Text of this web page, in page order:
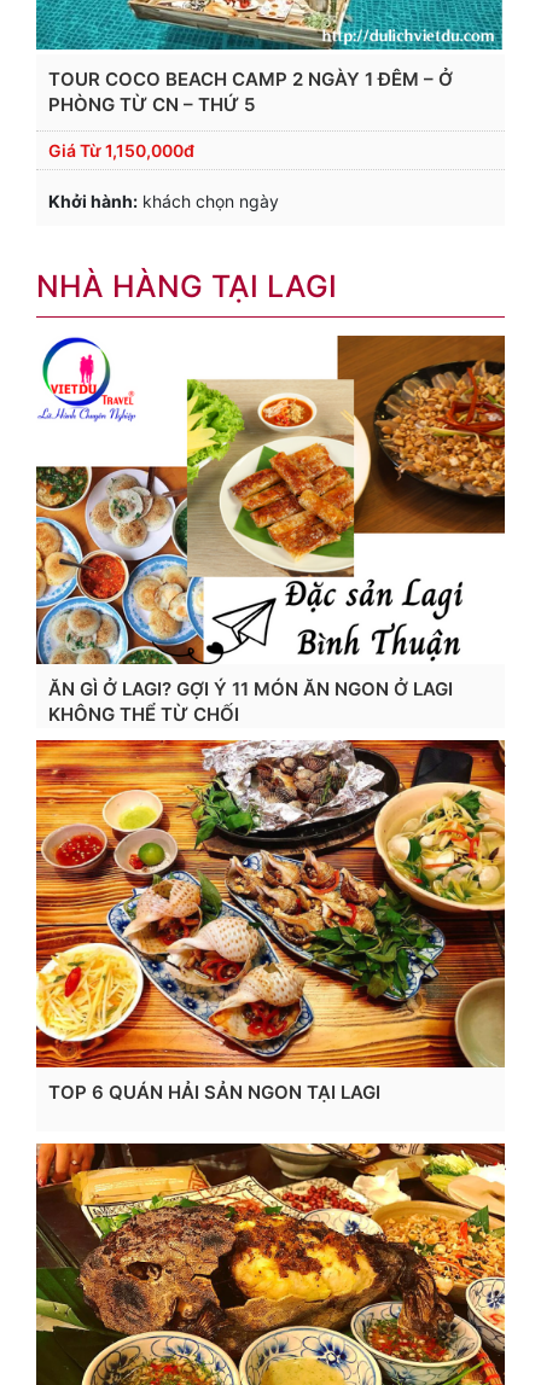
TOUR COCO BEACH CAMP 2 NGÀY 1 ĐÊM – Ở
PHÒNG TỪ CN – THỨ 5
Giá Từ1,150,000đ
Khởi hành: khách chọn ngày
NHÀ HÀNG TẠI LAGI
ĂN GÌ Ở LAGI? GỢI Ý 11 MÓN ĂN NGON Ở LAGI
KHÔNG THỂ TỪ CHỐI
Xem chi tiết...
TOP 6 QUÁN HẢI SẢN NGON TẠI LAGI
Xem chi tiết...